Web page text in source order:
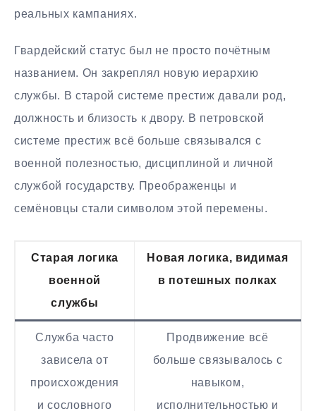
реальных кампаниях.
Гвардейский статус был не просто почётным
названием. Он закреплял новую иерархию
службы. В старой системе престиж давали род,
должность и близость к двору. В петровской
системе престиж всё больше связывался с
военной полезностью, дисциплиной и личной
службой государству. Преображенцы и
семёновцы стали символом этой перемены.
Старая логика
военной
службы
Новая логика, видимая
в потешных полках
Служба часто
зависела от
происхождения
и сословного
Продвижение всё
больше связывалось с
навыком,
исполнительностью и